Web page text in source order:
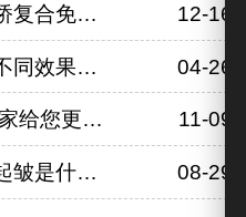
好的汽车顶棚布可找健桥复合免费拿样确认 12-16
海绵复合布料应用广泛不同效果可按需定制 04-26
2.4m热熔胶复合面料厂家给您更多选择 11-09
复合布面料出现的起泡起皱是什么导致的？ 08-29